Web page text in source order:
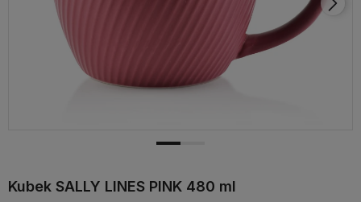
Kubek SALLY LINES PINK 480 ml